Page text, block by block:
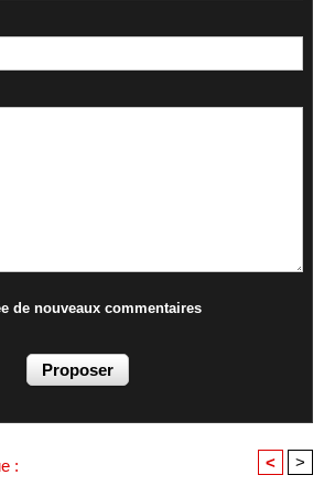
de nouveaux commentaires
: < >